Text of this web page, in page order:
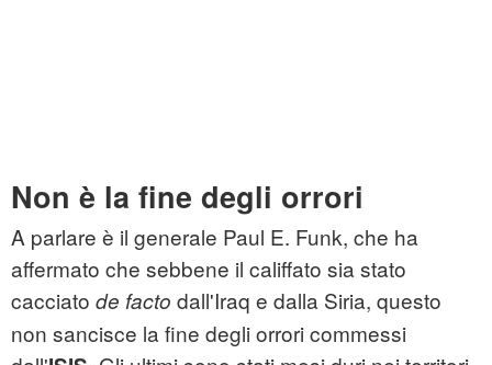
Non è la fine degli orrori
A parlare è il generale Paul E. Funk, che ha
affermato che sebbene il califfato sia stato
cacciato de facto dall'Iraq e dalla Siria, questo
non sancisce la fine degli orrori commessi